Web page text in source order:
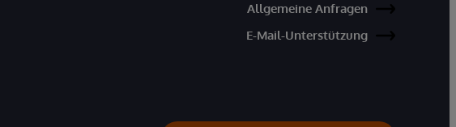
Allgemeine Anfragen
E-Mail-Unterstützung